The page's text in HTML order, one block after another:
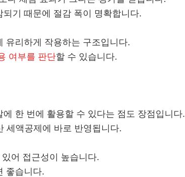
기 때문에 절감 폭이 명확합니다.
유리하게 작용하는 구조입니다.
여부를 판단할 수 있습니다.
한 번에 활용할 수 있다는 점도 장점입니다.
세액공제에 바로 반영됩니다.
어 접근성이 높습니다.
좋습니다.